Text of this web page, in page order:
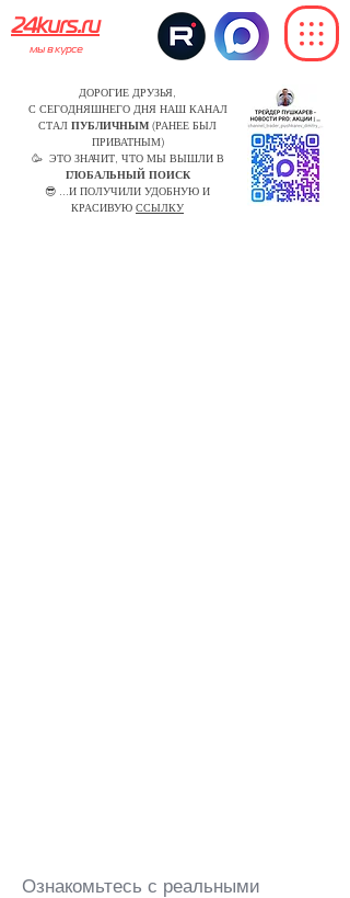
24kurs.ru
мы в курсе
ДОРОГИЕ ДРУЗЬЯ,
С СЕГОДНЯШНЕГО ДНЯ НАШ КАНАЛ
СТАЛ ПУБЛИЧНЫМ (РАНЕЕ БЫЛ
ПРИВАТНЫМ)
🥳 ЭТО ЗНАЧИТ, ЧТО МЫ ВЫШЛИ В
ГЛОБАЛЬНЫЙ ПОИСК
😎 ...И ПОЛУЧИЛИ УДОБНУЮ И
КРАСИВУЮ ССЫЛКУ
Ознакомьтесь с реальными